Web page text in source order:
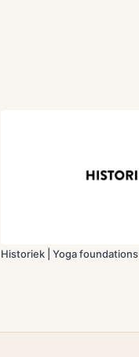
Historiek | Yoga foundations